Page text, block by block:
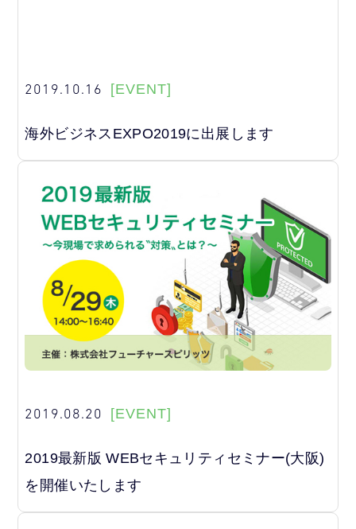
2019.10.16 [EVENT]
海外ビジネスEXPO2019に出展します
2019.08.20 [EVENT]
2019最新版 WEBセキュリティセミナー(大阪)
を開催いたします